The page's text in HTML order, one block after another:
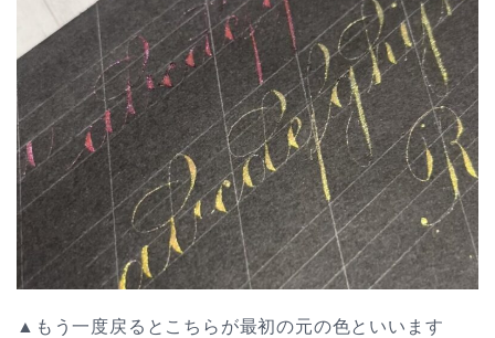
▲もう一度戻るとこちらが最初の元の色といいます